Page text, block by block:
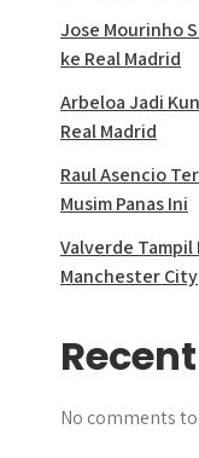
Jose Mourinho
ke Real Madrid
Arbeloa Jadi
Real Madrid
Raul Asencio
Musim Panas Ini
Valverde Tampil
Manchester City
No comments to